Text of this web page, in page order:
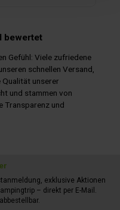
bewertet
Gefühl: Viele zufriedene
schnellen Versand,
Qualität unserer
und stammen von
Transparenz und
exklusive Aktionen
– direkt per E-Mail.